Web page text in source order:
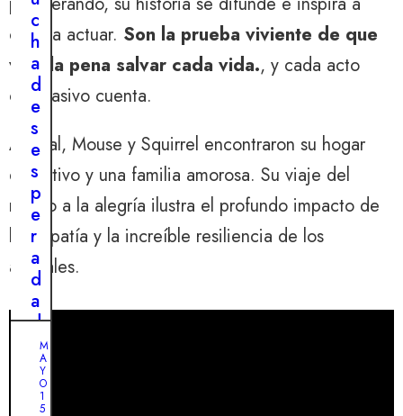
otros a actuar. Son la prueba viviente de que
vale la pena salvar cada vida., y cada acto
compasivo cuenta.
Al final, Mouse y Squirrel encontraron su hogar
definitivo y una familia amorosa. Su viaje del
miedo a la alegría ilustra el profundo impacto de
la empatía y la increíble resiliencia de los
animales.
e
l
e
s
p
í
r
i
t
u
i
n
q
u
e
c
h
a
d
e
s
e
s
p
e
r
a
d
a
d
e
m
m
M
A
Y
O
1
5